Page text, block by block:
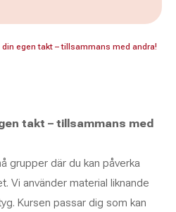
egen takt – tillsammans med andra!
takt – tillsammans med
grupper där du kan påverka
Vi använder material liknande
Kursen passar dig som kan